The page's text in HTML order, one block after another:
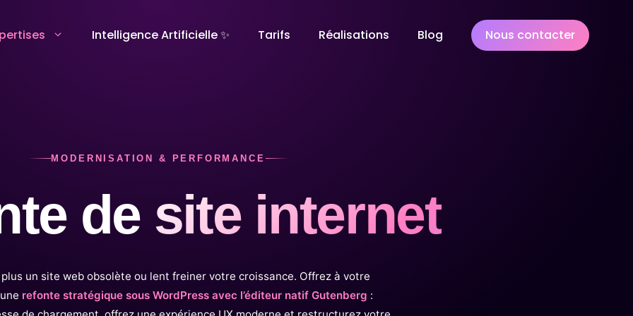
Maintenance de site internet Réseaux sociaux
Intelligence Artificielle ✨ Tarifs Réalisations Blog Nous contacter
MODERNISATION & PERFORMANCE
de site internet
un site web obsolète ou lent freiner votre croissance. Offrez à votre
refonte stratégique sous WordPress avec l’éditeur natif Gutenberg :